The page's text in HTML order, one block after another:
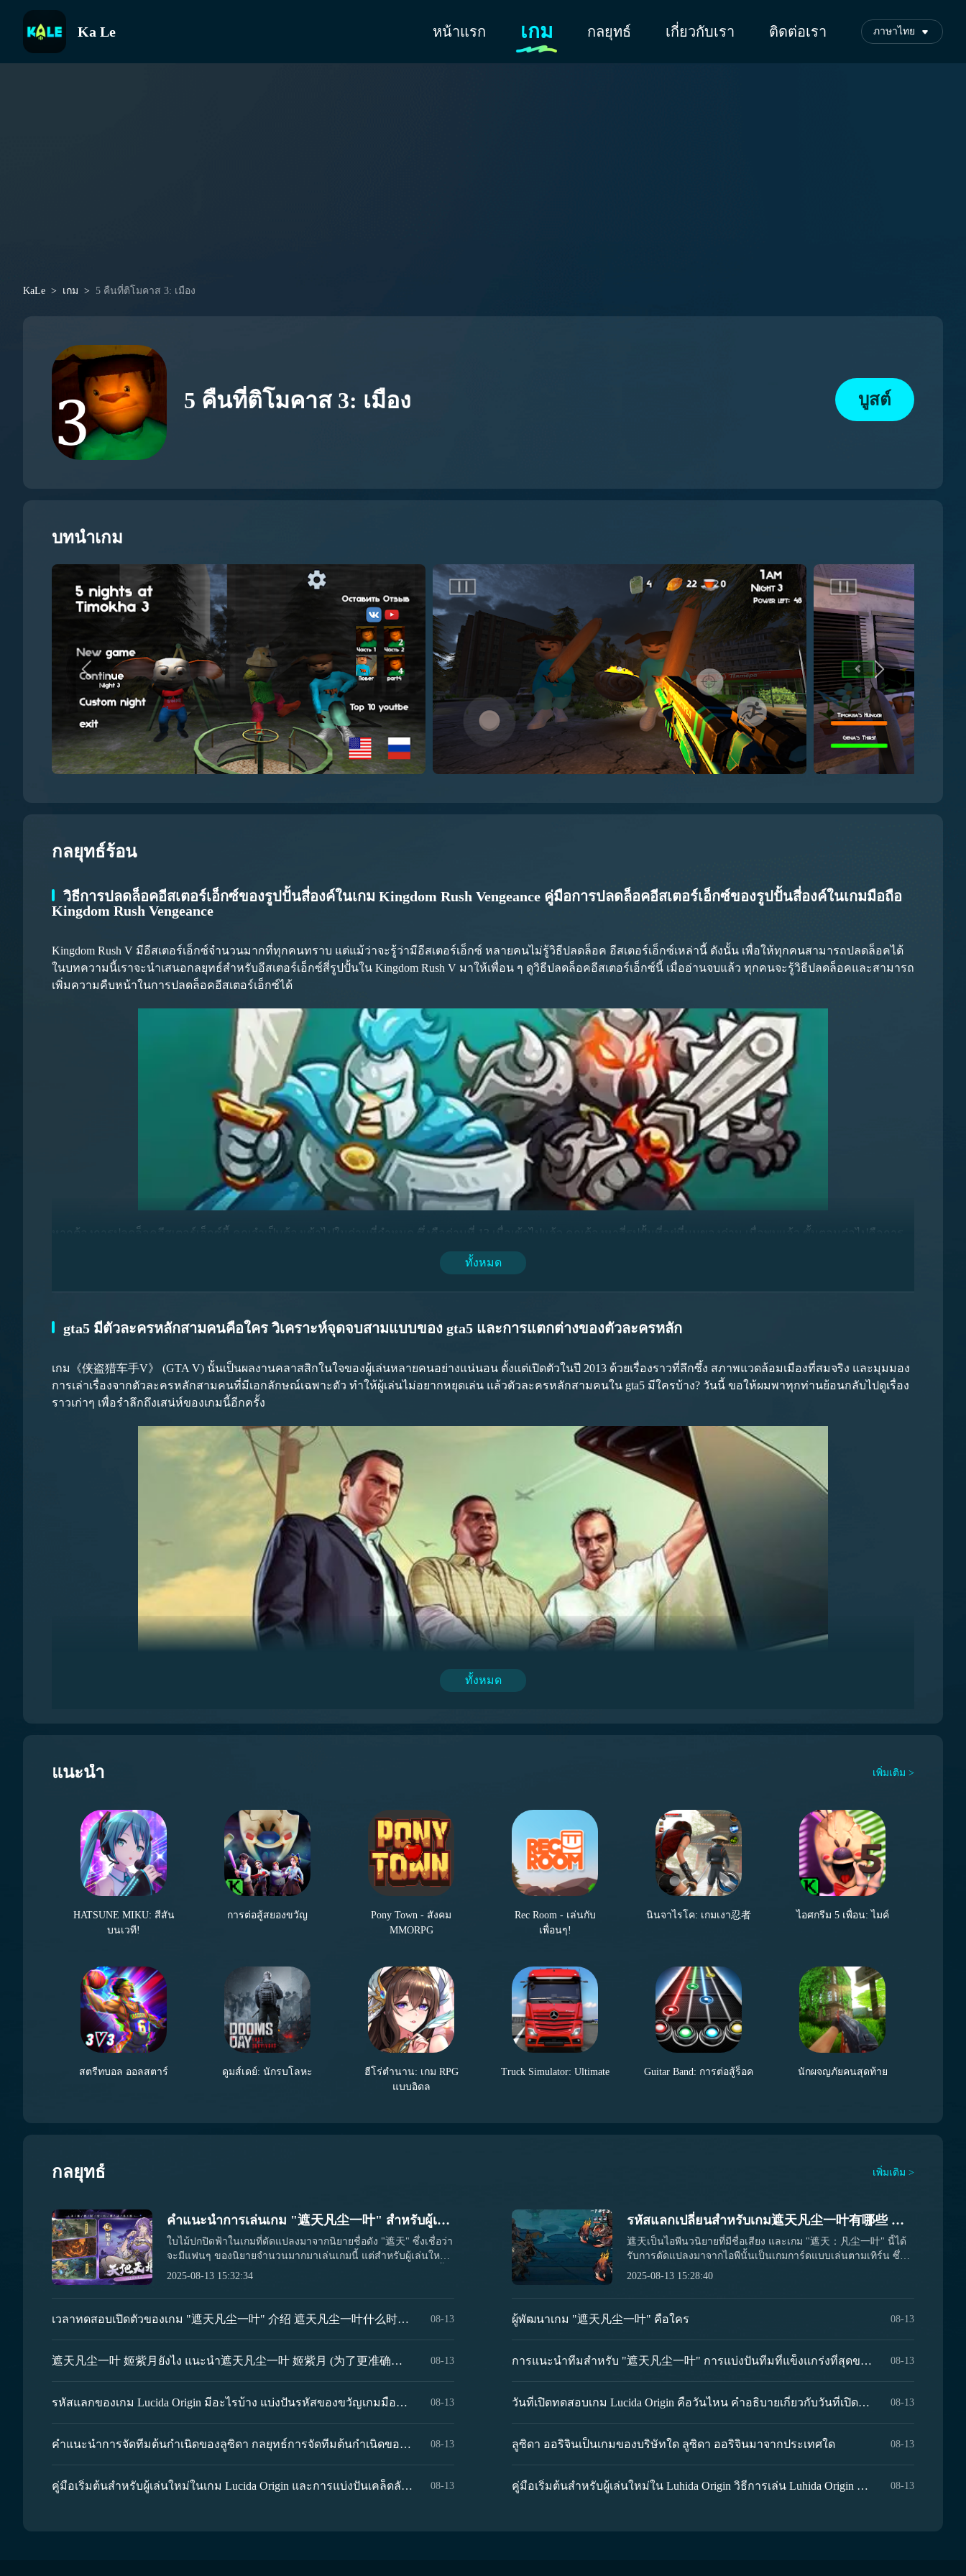
Ka Le หน้าแรก เกม กลยุทธ์ เกี่ยวกับเรา ติดต่อเรา ภาษาไทย
KaLe เกม 5 คืนที่ติโมคาส 3: เมือง
5 คืนที่ติโมคาส 3: เมือง บูสต์
บทนำเกม
กลยุทธ์ร้อน
วิธีการปลดล็อคอีสเตอร์เอ็กซ์ของรูปปั้นสี่องค์ในเกม Kingdom Rush Vengeance คู่มือการปลดล็อคอีสเตอร์เอ็กซ์ของรูปปั้นสี่องค์ในเกมมือถือ
Kingdom Rush Vengeance
Kingdom Rush V มีอีสเตอร์เอ็กซ์จำนวนมากที่ทุกคนทราบ แต่แม้ว่าจะรู้ว่ามีอีสเตอร์เอ็กซ์ หลายคนไม่รู้วิธีปลดล็อค อีสเตอร์เอ็กซ์เหล่านี้ ดังนั้น เพื่อให้ทุกคนสามารถปลดล็อคได้
ในบทความนี้เราจะนำเสนอกลยุทธ์สำหรับอีสเตอร์เอ็กซ์สี่รูปปั้นใน Kingdom Rush V มาให้เพื่อน ๆ ดูวิธีปลดล็อคอีสเตอร์เอ็กซ์นี้ เมื่ออ่านจบแล้ว ทุกคนจะรู้วิธีปลดล็อคและสามารถ
เพิ่มความคืบหน้าในการปลดล็อคอีสเตอร์เอ็กซ์ได้
หากต้องการปลดล็อคอีสเตอร์เอ็กซ์นี้ คุณจำเป็นต้องเข้าไปในด่านที่กำหนด ซึ่งคือด่านที่ 13 เมื่อเข้าไปแล้ว คุณต้องหาสี่รูปปั้นที่อยู่ที่มุมของด่าน เมื่อพบแล้ว ขั้นตอนต่อไปคือการ
หลังจากนั้น รูปปั้นที่สองต้องคลิกเพื่อให้มันแสดงหัวใจเหนือศีรษะ รูปปั้นที่สามซึ่งอยู่ที่มุมล่างซ้ายต้องคลิกเพื่อให้มันแสดงหัวใจไปทางซ้าย สุดท้าย ตรวจสอบรูปปั้นที่มุมล่างขวา
คลิกเพื่อให้มันหันขึ้นและปิด หลังจากทำเสร็จแล้ว รูปปั้นทั้งสี่ก็จะถูกปรับเรียบร้อยแล้ว
จะผ่านด่าน นี่คือส่วนที่ยากของการทำภารกิจนี้ เนื่องจากหน่วยฮีโร่ในเกมไม่สามารถควบคุมได้ และจะต่อสู้โดยอัตโนมัติ
ทหาร แค่นี้เท่านั้นจึงจะมีโอกาสที่ผู้ช่วยทั้งสี่คนจะอยู่รอดจนจบด่าน
ทั้งหมด
gta5 มีตัวละครหลักสามคนคือใคร วิเคราะห์จุดจบสามแบบของ gta5 และการแตกต่างของตัวละครหลัก
เกม《侠盗猎车手V》 (GTA V) นั้นเป็นผลงานคลาสสิกในใจของผู้เล่นหลายคนอย่างแน่นอน ตั้งแต่เปิดตัวในปี 2013 ด้วยเรื่องราวที่ลึกซึ้ง สภาพแวดล้อมเมืองที่สมจริง และมุมมอง
การเล่าเรื่องจากตัวละครหลักสามคนที่มีเอกลักษณ์เฉพาะตัว ทำให้ผู้เล่นไม่อยากหยุดเล่น แล้วตัวละครหลักสามคนใน gta5 มีใครบ้าง? วันนี้ ขอให้ผมพาทุกท่านย้อนกลับไปดูเรื่อง
ราวเก่าๆ เพื่อรำลึกถึงเสน่ห์ของเกมนี้อีกครั้ง
ก่อนอื่น เรามาพูดถึงเรื่องราวของตัวละครหลักสามคนนี้กันเถอะ ถ้าคุณต้องการเล่นเกมอย่างสบายใจ ไม่ว่าจะเป็นโหมดออนไลน์หรือออฟไลน์ ก็สามารถใช้ biubiu 加速器 เพื่อ
ทั้งหมด
แนะนำ เพิ่มเติม >
HATSUNE MIKU: สีสัน
บนเวที!
การต่อสู้สยองขวัญ
Pony Town - สังคม
MMORPG
Rec Room - เล่นกับ
เพื่อนๆ!
นินจาไรโค: เกมเงา忍者 ไอศกรีม 5 เพื่อน: ไมค์
สตรีทบอล ออลสตาร์ ดูมส์เดย์: นักรบโลหะ
ฮีโร่ตำนาน: เกม RPG
แบบอิดล
Truck Simulator: Ultimate Guitar Band: การต่อสู้ร็อค นักผจญภัยคนสุดท้าย
กลยุทธ์ เพิ่มเติม >
คำแนะนำการเล่นเกม "遮天凡尘一叶" สำหรับผู้เริ่มต้น
ใบไม้ปกปิดฟ้าในเกมที่ดัดแปลงมาจากนิยายชื่อดัง "遮天" ซึ่งเชื่อว่า
จะมีแฟนๆ ของนิยายจำนวนมากมาเล่นเกมนี้ แต่สำหรับผู้เล่นใหม่ที่
เพิ่งเริ่มต้น จำเป็นต้องทำความเข้าใจเกี่ยวกับวิธีการเล่นก่อน ดังนั้น
เริ่มต้นกับเกมใหม่นี้ได้ง่ายขึ้น หากต้องการเข้าสู่เกมอย่างรวดเร็ว ผู้
เล่นใหม่ควรอ่านคู่มือนี้ก่อน แล้วเมื่อเล่นจริงจะสามารถเริ่มต้นการ
ผจญภัยได้ง่ายขึ้น ตอนนี้ขอพูดถึงเนื้อหาหลัก...
2025-08-13 15:32:34
เวลาทดสอบเปิดตัวของเกม "遮天凡尘一叶" 介绍 遮天凡尘一叶什么时候公测 翻译成泰语后为： การแนะนำเวลาทดสอบเปิดตัวของเกม "遮天凡尘一叶" กำหนดการทดสอบเปิดตัวของเกม "遮天凡尘一叶" คือเมื่อไหร่ 请注意，游戏名"遮天凡尘一叶"未被翻译，因为专有名词通常保持原样。但如果需要将其也翻译成泰语，请告知。 08-13
遮天凡尘一叶 姬紫月ยังไง แนะนำ遮天凡尘一叶 姬紫月 (为了更准确地翻译，需要更多关于“遮天凡尘一叶姬紫月”的背景信息。但根据直译，上面是中文到泰语的翻译。在泰语中，“遮天凡尘一叶姬紫月”被保留为原文，因为没有具体的上下文来确定其最佳翻译方式。) 如果需要将“遮天凡尘一叶姬紫月”这个名字也翻译成泰语，请提供更多的背景信息以便更好地理解其含义和进行翻译。不过，通常情况下，角色名或特定名词会保持原样不翻译。正确的翻译应该是： 遮天凡尘一叶 姬紫月ยังไง แนะนำ遮天凡尘一叶 姬紫月 或者，如果我们假设“遮天凡尘一叶姬紫月”是一个角色的名字，那么可以这样翻译： ตัวละคร 遮天凡尘一叶 姬紫月 นั้นเป็นอย่างไร แนะนำตัวละคร 遮天凡尘一叶 姬紫月 08-13
รหัสแลกของเกม Lucida Origin มีอะไรบ้าง แบ่งปันรหัสของขวัญเกมมือถือ Lucida Origin 08-13
คำแนะนำการจัดทีมต้นกำเนิดของลูซิดา กลยุทธ์การจัดทีมต้นกำเนิดของลูซิดา 08-13
คู่มือเริ่มต้นสำหรับผู้เล่นใหม่ในเกม Lucida Origin และการแบ่งปันเคล็ดลับการเล่น Lucida Origin 08-13
รหัสแลกเปลี่ยนสำหรับเกม遮天凡尘一叶有哪些 遮天凡尘一叶手游礼包码分享 正确翻译应为： รหัสแลกเปลี่ยนสำหรับเกม "遮天凡尘一叶" คืออะไร แบ่งปันรหัสของขวัญสำหรับเกมมือถือ "遮天凡尘一叶" 但为了保持原意和流畅性，更合适的翻译是： รหัสแลกเปลี่ยนของเกม "遮天凡尘一叶" มีอะไรบ้าง แบ่งปันรหัสของขวัญสำหรับเกมมือถือ "遮天凡尘一叶" 不过，游戏名称 "遮天凡尘一叶" 应该保留其原始形式，除非有官方的泰语译名。因此，最终翻译如下： รหัสแลกเปลี่ยนของเกม "遮天凡尘一叶" มีอะไรบ้าง แบ่งปันรหัสของขวัญสำหรับเกมมือถือ "遮天凡尘一叶"
遮天เป็นไอพีนวนิยายที่มีชื่อเสียง และเกม "遮天：凡尘一叶" นี้ได้
รับการดัดแปลงมาจากไอพีนั้นเป็นเกมการ์ดแบบเล่นตามเทิร์น ซึ่ง
กำหนดจะเปิดตัวในวันที่ 15 สิงหาคม และยังมีรหัสแลกของรางวัล
อะไรบ้าง? ข้างล่างนี้คือการแบ่งปันรหัสของรางวัลสำหรับเกมมือถือ
遮天：凡尘一叶 พร้อมแนะนำให้ทุกคนติดตามหัวข้อเฉพาะในแอป
九游 เพื่อไม่พลาดของรางวัลใหม่ๆ 【遮天：凡尘一叶】...
2025-08-13 15:28:40
ผู้พัฒนาเกม "遮天凡尘一叶" คือใคร 08-13
การแนะนำทีมสำหรับ "遮天凡尘一叶" การแบ่งปันทีมที่แข็งแกร่งที่สุดของ "遮天凡尘一叶" （请注意，"遮天凡尘一叶" 似乎是一个专有名词或游戏中的特定术语，没有直接的泰语翻译。如果它指的是某个特定的游戏角色或者内容，请提供更多的上下文以便更准确地翻译。在上述翻译中，我保留了原始中文名称。） 但是根据您的要求，我将不包含额外信息，所以最终翻译为： การแนะนำทีมสำหรับ 遮天凡尘一叶 การแบ่งปันทีมที่แข็งแกร่งที่สุดของ 遮天凡尘一叶 08-13
วันที่เปิดทดสอบเกม Lucida Origin คือวันไหน คำอธิบายเกี่ยวกับวันที่เปิดทดสอบเกม Lucida Origin ในเซิร์ฟเวอร์ประเทศจีน 08-13
ลูซิดา ออริจินเป็นเกมของบริษัทใด ลูซิดา ออริจินมาจากประเทศใด 08-13
คู่มือเริ่มต้นสำหรับผู้เล่นใหม่ใน Luhida Origin วิธีการเล่น Luhida Origin สำหรับผู้เล่นใหม่ 08-13